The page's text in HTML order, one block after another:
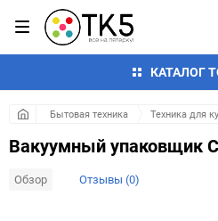
КАТАЛОГ
Бытовая техника Техника для
Вакуумный упаковщик
Обзор Отзывы (0)